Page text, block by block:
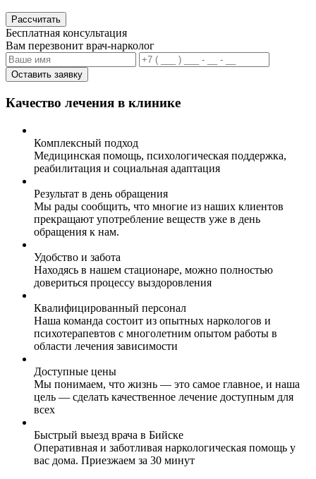
Рассчитать
Бесплатная консультация
Вам перезвонит врач-нарколог
Оставить заявку
Качество лечения в клинике
Комплексный подход
Медицинская помощь, психологическая поддержка,
реабилитация и социальная адаптация
Результат в день обращения
Мы рады сообщить, что многие из наших клиентов
прекращают употребление веществ уже в день
обращения к нам.
Удобство и забота
Находясь в нашем стационаре, можно полностью
довериться процессу выздоровления
Квалифицированный персонал
Наша команда состоит из опытных наркологов и
психотерапевтов с многолетним опытом работы в
области лечения зависимости
Доступные цены
Мы понимаем, что жизнь — это самое главное, и наша
цель — сделать качественное лечение доступным для
всех
Быстрый выезд врача в Бийске
Оперативная и заботливая наркологическая помощь у
вас дома. Приезжаем за 30 минут